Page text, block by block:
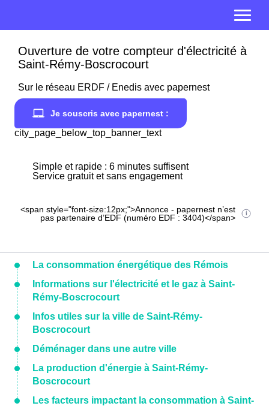
Ouverture de votre compteur d'électricité à
Saint-Rémy-Boscrocourt
Sur le réseau ERDF / Enedis avec papernest
Je souscris avec papernest :
city_page_below_top_banner_text
Simple et rapide : 6 minutes suffisent
Service gratuit et sans engagement
<span style="font-size:12px;">Annonce - papernest n’est
pas partenaire d’EDF (numéro EDF : 3404)</span>
La consommation énergétique des Rémois
Informations sur l'électricité et le gaz à Saint-
Rémy-Boscrocourt
Infos utiles sur la ville de Saint-Rémy-
Boscrocourt
Déménager dans une autre ville
La production d'énergie à Saint-Rémy-
Boscrocourt
Les facteurs impactant la consommation à Saint-